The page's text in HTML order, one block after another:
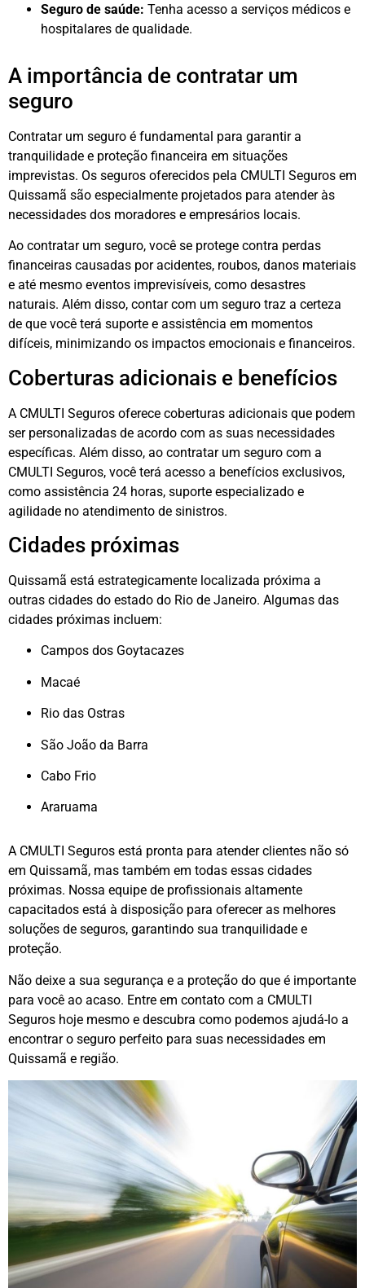
Seguro de saúde: Tenha acesso a serviços médicos e
hospitalares de qualidade.
A importância de contratar um
seguro
Contratar um seguro é fundamental para garantir a
tranquilidade e proteção financeira em situações
imprevistas. Os seguros oferecidos pela CMULTI Seguros em
Quissamã são especialmente projetados para atender às
necessidades dos moradores e empresários locais.
Ao contratar um seguro, você se protege contra perdas
financeiras causadas por acidentes, roubos, danos materiais
e até mesmo eventos imprevisíveis, como desastres
naturais. Além disso, contar com um seguro traz a certeza
de que você terá suporte e assistência em momentos
difíceis, minimizando os impactos emocionais e financeiros.
Coberturas adicionais e benefícios
A CMULTI Seguros oferece coberturas adicionais que podem
ser personalizadas de acordo com as suas necessidades
específicas. Além disso, ao contratar um seguro com a
CMULTI Seguros, você terá acesso a benefícios exclusivos,
como assistência 24 horas, suporte especializado e
agilidade no atendimento de sinistros.
Cidades próximas
Quissamã está estrategicamente localizada próxima a
outras cidades do estado do Rio de Janeiro. Algumas das
cidades próximas incluem:
Campos dos Goytacazes
Macaé
Rio das Ostras
São João da Barra
Cabo Frio
Araruama
A CMULTI Seguros está pronta para atender clientes não só
em Quissamã, mas também em todas essas cidades
próximas. Nossa equipe de profissionais altamente
capacitados está à disposição para oferecer as melhores
soluções de seguros, garantindo sua tranquilidade e
proteção.
Não deixe a sua segurança e a proteção do que é importante
para você ao acaso. Entre em contato com a CMULTI
Seguros hoje mesmo e descubra como podemos ajudá-lo a
encontrar o seguro perfeito para suas necessidades em
Quissamã e região.